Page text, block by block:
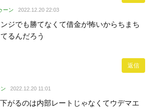
ーン 2022.12.20 22:03
ジでも勝てなくて借金が怖いからちまち
るんだろう
返信
2022.12.20 11:01
がるのは内部レートじゃなくてウデマエ